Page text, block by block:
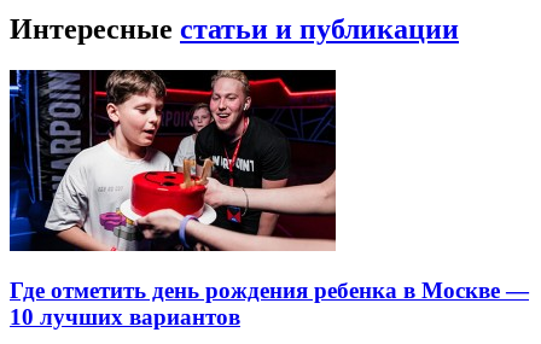
Интересные статьи и публикации
Где отметить день рождения ребенка в Москве —
10 лучших вариантов